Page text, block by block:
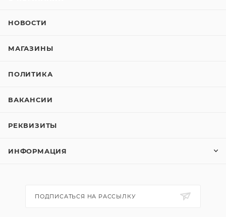
НОВОСТИ
МАГАЗИНЫ
ПОЛИТИКА
ВАКАНСИИ
РЕКВИЗИТЫ
ИНФОРМАЦИЯ
ПОДПИСАТЬСЯ НА РАССЫЛКУ